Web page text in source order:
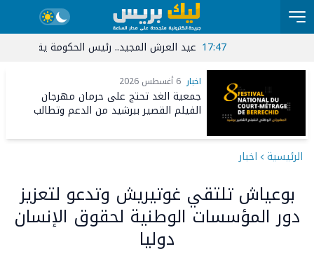
عيد العرش المجيد.. رئيس الحكومة يقيم مأدبة
اخبار 6 أغسطس 2026
جمعية الغد تحتج على حرمان مهرجان
الفيلم القصير ببرشيد من الدعم وتطالب
الرئيسية اخبار
بوعياش تلتقي غوتيريش وتدعو لتعزيز
دور المؤسسات الوطنية لحقوق الإنسان
دوليا